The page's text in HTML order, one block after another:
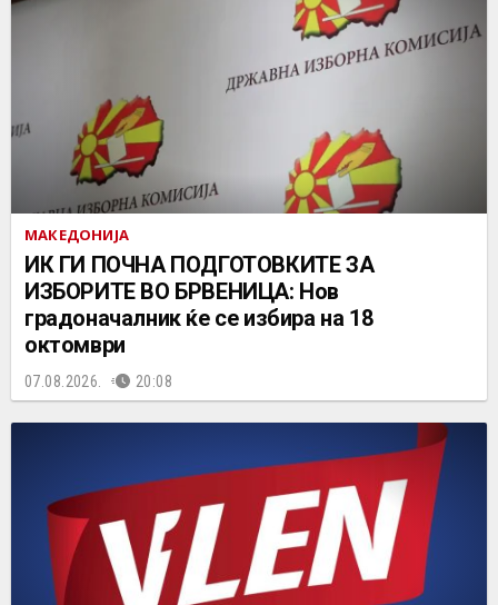
МАКЕДОНИЈА
ИК ГИ ПОЧНА ПОДГОТОВКИТЕ ЗА
ИЗБОРИТЕ ВО БРВЕНИЦА: Нов
градоначалник ќе се избира на 18
октомври
07.08.2026. 20:08